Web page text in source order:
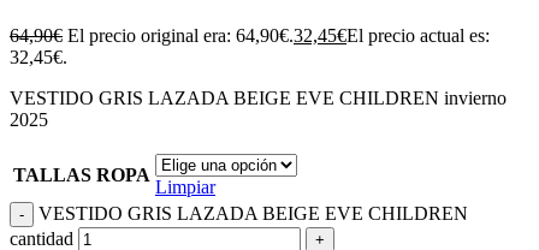
64,90€ El precio original era: 64,90€.32,45€El precio actual es:
32,45€.
VESTIDO GRIS LAZADA BEIGE EVE CHILDREN invierno
2025
TALLAS ROPA
Limpiar
VESTIDO GRIS LAZADA BEIGE EVE CHILDREN
cantidad